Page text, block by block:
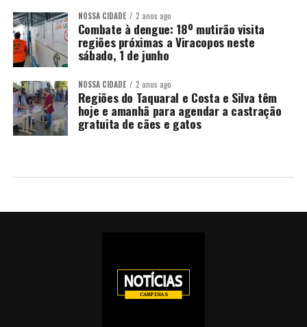
NOSSA CIDADE 2 anos ago
Combate à dengue: 18º mutirão visita
regiões próximas a Viracopos neste
sábado, 1 de junho
NOSSA CIDADE 2 anos ago
Regiões do Taquaral e Costa e Silva têm
hoje e amanhã para agendar a castração
gratuita de cães e gatos